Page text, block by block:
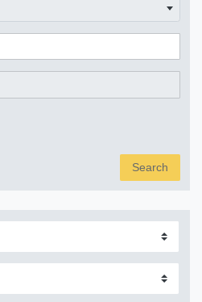
Search